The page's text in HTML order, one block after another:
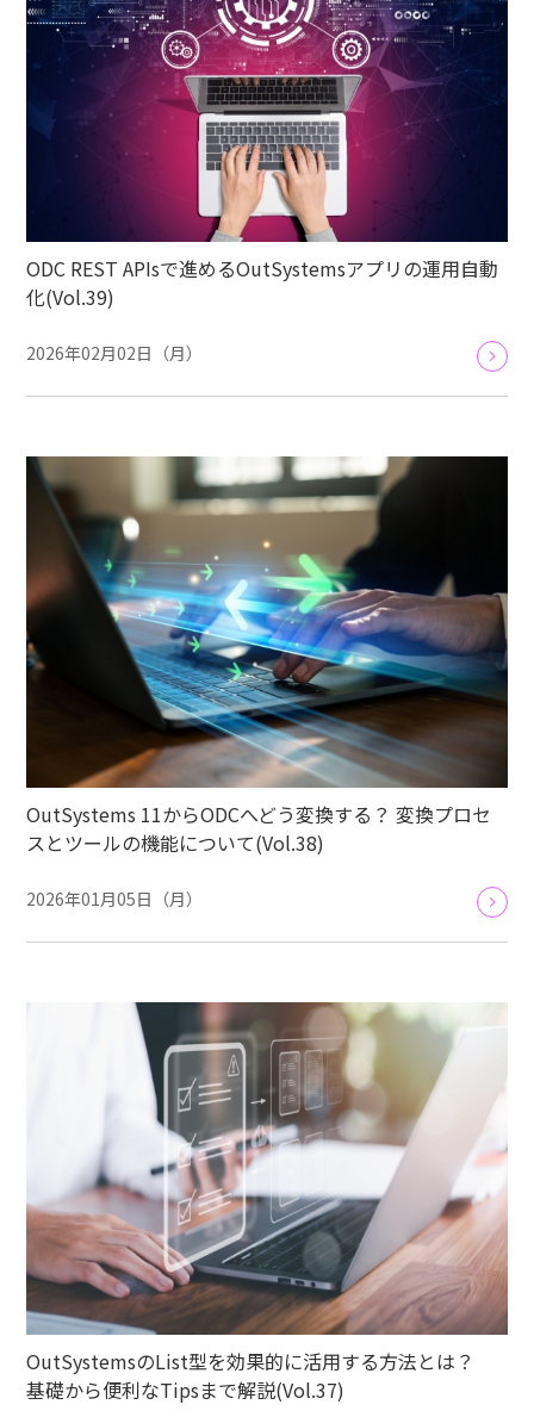
ODC REST APIsで進めるOutSystemsアプリの運用自動
化(Vol.39)
2026年02月02日（月）
OutSystems 11からODCへどう変換する？ 変換プロセ
スとツールの機能について(Vol.38)
2026年01月05日（月）
OutSystemsのList型を効果的に活用する方法とは？
基礎から便利なTipsまで解説(Vol.37)